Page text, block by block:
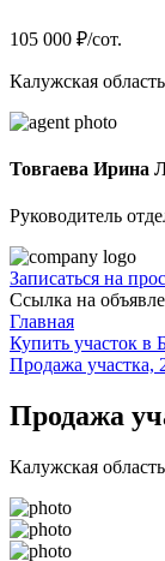
105 000 ₽/сот.
Калужская
Товгаева Ирина
Руководитель
Записаться на
Ссылка на
Главная
Купить участок в
Продажа участка,
Продажа
Калужская